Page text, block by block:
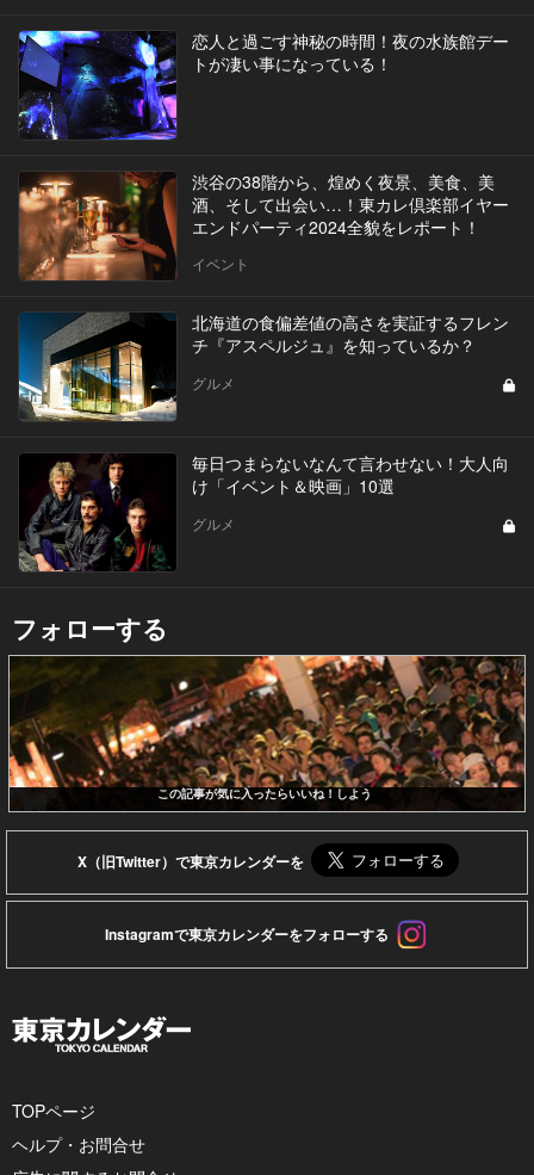
恋人と過ごす神秘の時間！夜の水族館デー
トが凄い事になっている！
渋谷の38階から、煌めく夜景、美食、美
酒、そして出会い…！東カレ倶楽部イヤー
エンドパーティ2024全貌をレポート！
イベント
北海道の食偏差値の高さを実証するフレン
チ『アスペルジュ』を知っているか？
グルメ
毎日つまらないなんて言わせない！大人向
け「イベント＆映画」10選
グルメ
フォローする
この記事が気に入ったらいいね！しよう
X（旧Twitter）で東京カレンダーを
Instagramで東京カレンダーをフォローする
TOPページ
ヘルプ・お問合せ